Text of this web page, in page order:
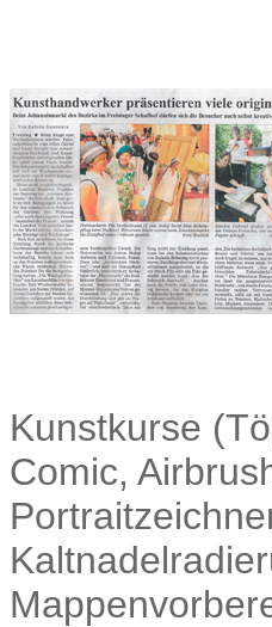
Kunstkurse
Comic,